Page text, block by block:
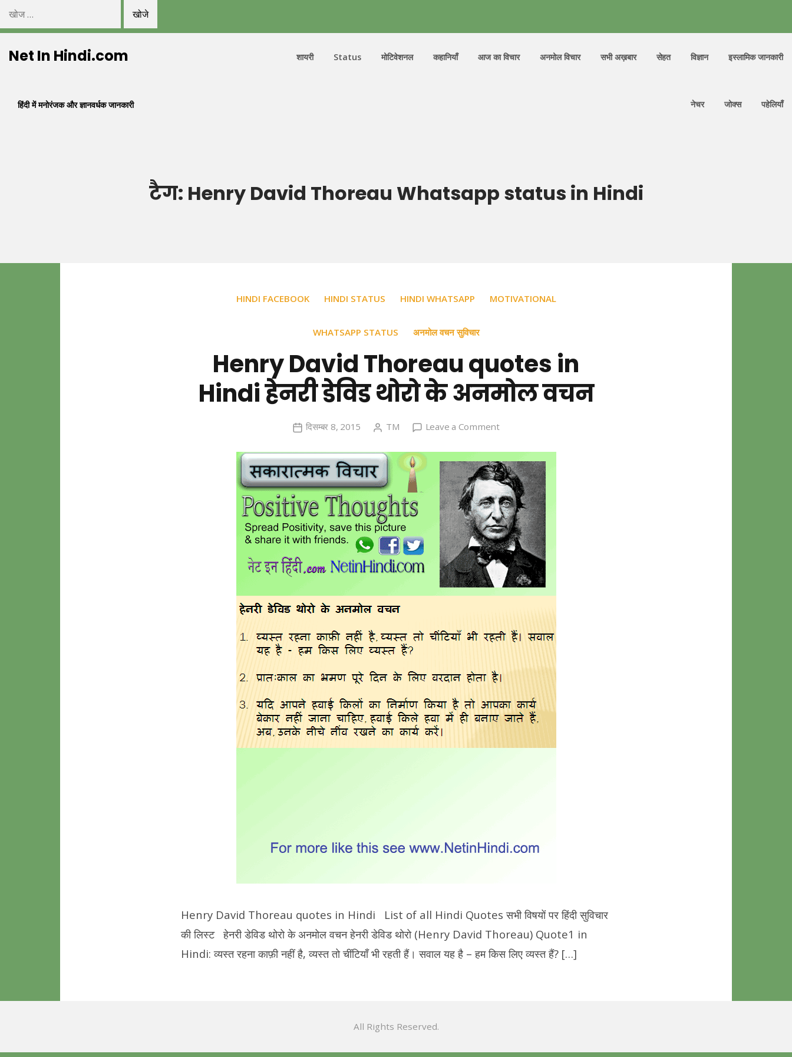
निम्न
को
खोजें:
toNet In Hindi.com
हिंदी में मनोरंजक और ज्ञानवर्धक जानकारी
शायरी Status मोटिवेशनल कहानियाँ आज का विचार अनमोल विचार सभी अख़बार सेहत विज्ञान इस्लामिक जानकारी
नेचर जोक्स पहेलियाँ
टैग: Henry David Thoreau Whatsapp status in Hindi
HINDI FACEBOOK HINDI STATUS HINDI WHATSAPP MOTIVATIONAL
WHATSAPP STATUS अनमोल वचन सुविचार
Henry David Thoreau quotes in
Hindi हेनरी डेविड थोरो के अनमोल वचन
दिसम्बर 8, 2015 TM Leave a Commenton
Thoreau
quotes
in
Hindi
हेनरी
डेविड
थोरो
के
Henry David Thoreau quotes in Hindi List of all Hindi Quotes सभी विषयों पर हिंदी सुविचार
की लिस्ट हेनरी डेविड थोरो के अनमोल वचन हेनरी डेविड थोरो (Henry David Thoreau) Quote1 in
Hindi: व्यस्त रहना काफ़ी नहीं है, व्यस्त तो चींटियाँ भी रहती हैं। सवाल यह है – हम किस लिए व्यस्त हैं? […]
All Rights Reserved.